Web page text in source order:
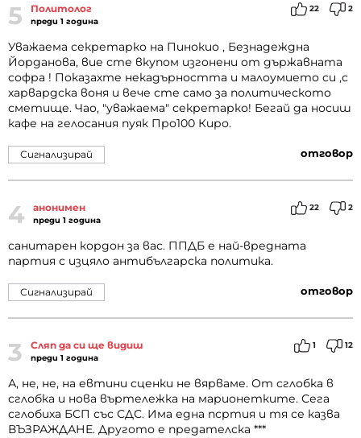
5 Политолог
преди 1 година
22 2
Уважаема секретарко на Пинокио , Безнадеждна
Йорданова, вие сте вкупом изгонени от държавната
софра ! Показахте некадърността и малоумието си ,с
харвардска воня и вече сте само за политическото
сметище. Чао, "уважаема" секретарко! Бегай да носиш
кафе на гелосания пуяк Про100 Киро.
отговор
Сигнализирай
4 анонимен
преди 1 година
22 2
санитарен кордон за вас. ППДБ е най-вредната
партия с изцяло антибългарска политика.
отговор
Сигнализирай
3 Сляп да си ще видиш
преди 1 година
1 12
А, не, не, на евтини сценки не вярваме. От сглобка в
сглобка и нова въртележка на марионетките. Сега
сглобиха БСП със СДС. Има една псртия и тя се казва
ВЪЗРАЖДАНЕ. Другото е предателска ***